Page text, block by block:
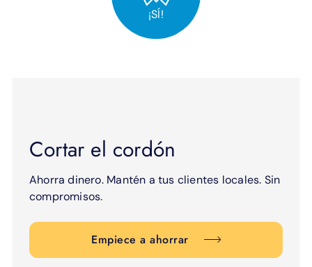
¡SÍ!
Cortar el cordón
Ahorra dinero. Mantén a tus clientes locales. Sin
compromisos.
Empiece a ahorrar